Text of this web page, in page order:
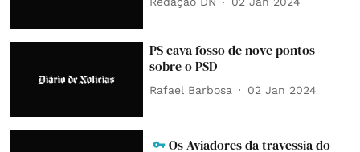
PS cava fosso de nove pontos
sobre o PSD
Rafael Barbosa 02 Jan 2024
Os Aviadores da travessia do